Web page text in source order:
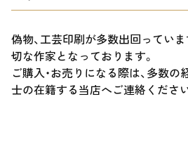
偽物、工芸印刷が多数出回ってい
切な作家となっております。
ご購入・お売りになる際は、多数
士の在籍する当店へご連絡ください